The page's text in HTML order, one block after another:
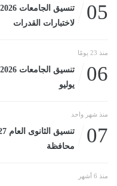
05
لاختبارات القدرات
منذ 23 يومًا
06
يوليو
منذ شهر واحد
07
محافظة
منذ 6 أشهر